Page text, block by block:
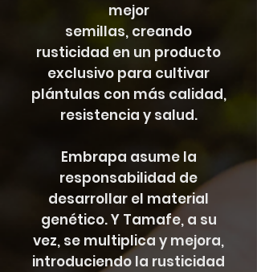
mejor
semillas, creando
rusticidad en un producto
exclusivo para cultivar
plántulas con más calidad,
resistencia y salud.
Embrapa asume la
responsabilidad de
desarrollar el material
genético. Y Tamafe, a su
vez, se multiplica y mejora,
introduciendo la rusticidad